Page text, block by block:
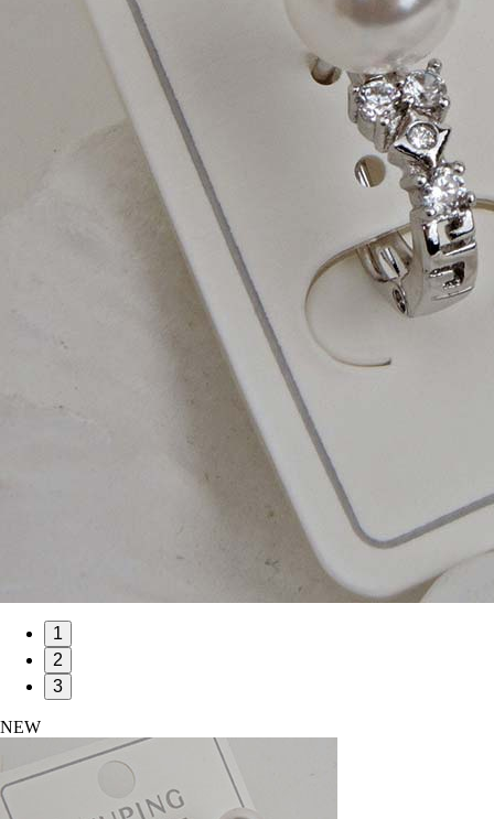
1
2
3
NEW